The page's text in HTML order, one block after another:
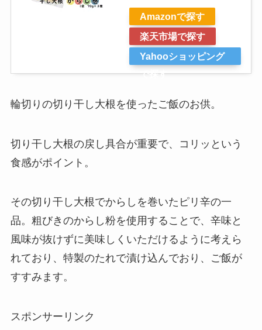
Amazonで探す
楽天市場で探す
Yahooショッピング
で探す
輪切りの切り干し大根を使ったご飯のお供。
切り干し大根の戻し具合が重要で、コリッという
食感がポイント。
その切り干し大根でからしを巻いたピリ辛の一
品。粗びきのからし粉を使用することで、辛味と
風味が抜けずに美味しくいただけるように考えら
れており、特製のたれで漬け込んでおり、ご飯が
すすみます。
スポンサーリンク